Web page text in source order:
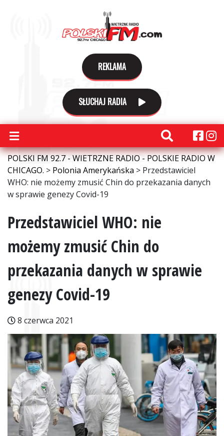
REKLAMA
SŁUCHAJ RADIA
POLSKI FM 92.7 - WIETRZNE RADIO - POLSKIE RADIO W
CHICAGO. > Polonia Amerykańska > Przedstawiciel
WHO: nie możemy zmusić Chin do przekazania danych
w sprawie genezy Covid-19
Przedstawiciel WHO: nie
możemy zmusić Chin do
przekazania danych w sprawie
genezy Covid-19
8 czerwca 2021